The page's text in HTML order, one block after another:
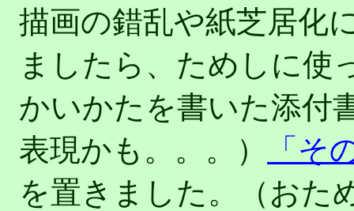
描画の錯乱や紙芝居化
ましたら、ためしに使
かいかたを書いた添付
表現かも。。。）
「そ
を置きました。（おた